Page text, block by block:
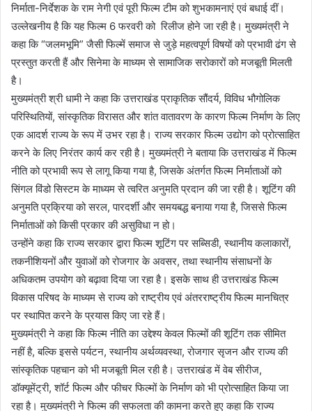
निर्माता-निर्देशक के राम नेगी एवं पूरी फिल्म टीम को शुभकामनाएं एवं बधाई दीं।
उल्लेखनीय है कि यह फिल्म 6 फरवरी को रिलीज होने जा रही है। मुख्यमंत्री ने
कहा कि “जलमभूमि” जैसी फिल्में समाज से जुड़े महत्वपूर्ण विषयों को प्रभावी ढंग से
प्रस्तुत करती हैं और सिनेमा के माध्यम से सामाजिक सरोकारों को मजबूती मिलती
है।
मुख्यमंत्री श्री धामी ने कहा कि उत्तराखंड प्राकृतिक सौंदर्य, विविध भौगोलिक
परिस्थितियों, सांस्कृतिक विरासत और शांत वातावरण के कारण फिल्म निर्माण के लिए
एक आदर्श राज्य के रूप में उभर रहा है। राज्य सरकार फिल्म उद्योग को प्रोत्साहित
करने के लिए निरंतर कार्य कर रही है। मुख्यमंत्री ने बताया कि उत्तराखंड में फिल्म
नीति को प्रभावी रूप से लागू किया गया है, जिसके अंतर्गत फिल्म निर्माताओं को
सिंगल विंडो सिस्टम के माध्यम से त्वरित अनुमति प्रदान की जा रही है। शूटिंग की
अनुमति प्रक्रिया को सरल, पारदर्शी और समयबद्ध बनाया गया है, जिससे फिल्म
निर्माताओं को किसी प्रकार की असुविधा न हो।
उन्होंने कहा कि राज्य सरकार द्वारा फिल्म शूटिंग पर सब्सिडी, स्थानीय कलाकारों,
तकनीशियनों और युवाओं को रोजगार के अवसर, तथा स्थानीय संसाधनों के
अधिकतम उपयोग को बढ़ावा दिया जा रहा है। इसके साथ ही उत्तराखंड फिल्म
विकास परिषद के माध्यम से राज्य को राष्ट्रीय एवं अंतरराष्ट्रीय फिल्म मानचित्र
पर स्थापित करने के प्रयास किए जा रहे हैं।
मुख्यमंत्री ने कहा कि फिल्म नीति का उद्देश्य केवल फिल्मों की शूटिंग तक सीमित
नहीं है, बल्कि इससे पर्यटन, स्थानीय अर्थव्यवस्था, रोजगार सृजन और राज्य की
सांस्कृतिक पहचान को भी मजबूती मिल रही है। उत्तराखंड में वेब सीरीज,
डॉक्यूमेंट्री, शॉर्ट फिल्म और फीचर फिल्मों के निर्माण को भी प्रोत्साहित किया जा
रहा है। मुख्यमंत्री ने फिल्म की सफलता की कामना करते हुए कहा कि राज्य